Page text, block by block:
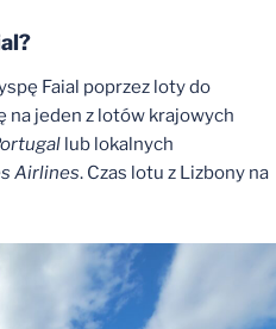
Faial poprzez loty do
na jeden z lotów krajowych
lub lokalnych
Airlines. Czas lotu z Lizbony na